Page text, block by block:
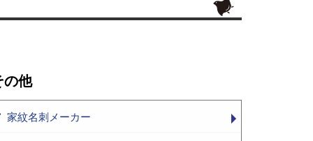
の他
家紋名刺メーカー